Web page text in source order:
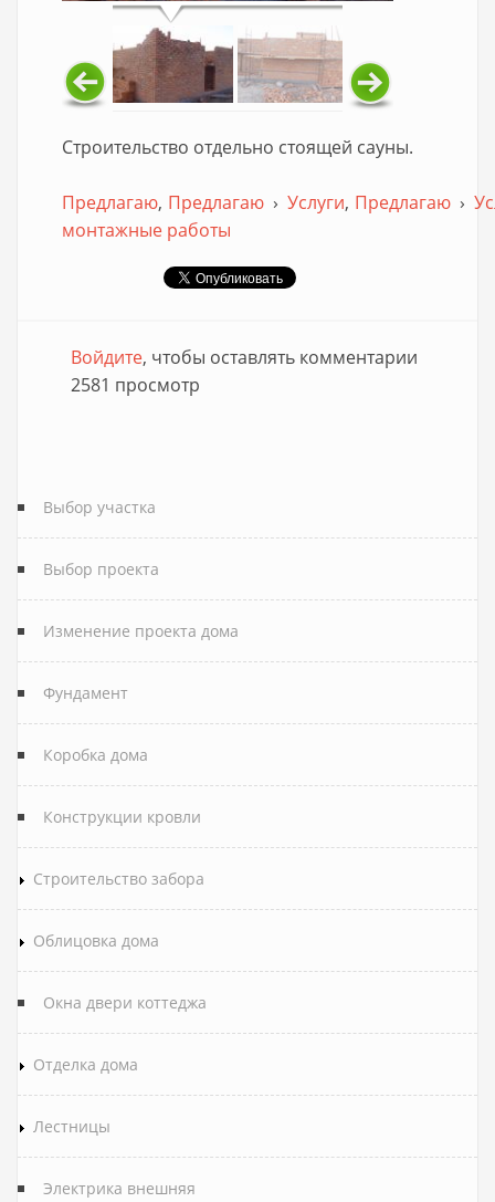
Строительство отдельно стоящей сауны.
Предлагаю Предлагаю › Услуги Предлагаю ›
монтажные работы
Войдите, чтобы оставлять комментарии
2581 просмотр
Выбор участка
Выбор проекта
Изменение проекта дома
Фундамент
Коробка дома
Конструкции кровли
Строительство забора
Облицовка дома
Окна двери коттеджа
Отделка дома
Лестницы
Электрика внешняя